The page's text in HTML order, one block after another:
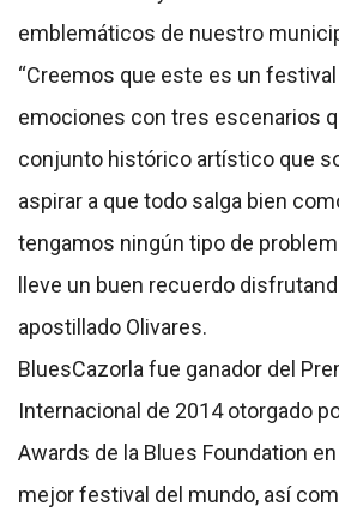
emblemáticos de nuestro
“Creemos que este es un
emociones con tres escenarios
conjunto histórico artístico que
aspirar a que todo salga bien
tengamos ningún tipo de
lleve un buen recuerdo
apostillado Olivares.
BluesCazorla fue ganador del
Internacional de 2014 otorgado
Awards de la Blues Foundation
mejor festival del mundo, así